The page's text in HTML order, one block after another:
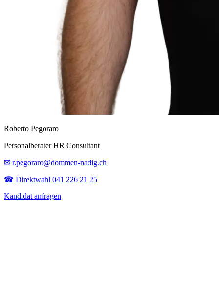
Roberto Pegoraro
Personalberater HR Consultant
✉ r.pegoraro@dommen-nadig.ch
☎ Direktwahl 041 226 21 25
Kandidat anfragen